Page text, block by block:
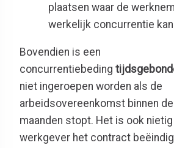
plaatsen waar de
werkelijk concurrentie kan
Bovendien is een
concurrentiebeding
niet ingeroepen worden als de
arbeidsovereenkomst binnen
maanden stopt. Het is ook
werkgever het contract